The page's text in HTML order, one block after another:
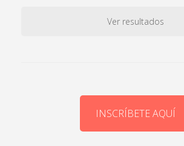
Ver resultados
INSCRÍBETE AQUÍ